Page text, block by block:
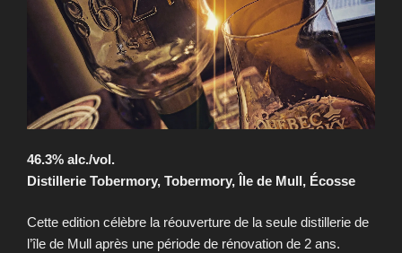
46.3% alc./vol.
Distillerie Tobermory, Tobermory, Île de Mull, Écosse
Cette edition célèbre la réouverture de la seule distillerie de
l’île de Mull après une période de rénovation de 2 ans.